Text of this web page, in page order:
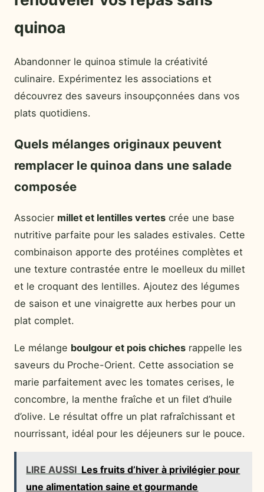
quinoa
Abandonner le quinoa stimule la créativité
culinaire. Expérimentez les associations et
découvrez des saveurs insoupçonnées dans vos
plats quotidiens.
Quels mélanges originaux peuvent
remplacer le quinoa dans une salade
composée
Associer millet et lentilles vertes crée une base
nutritive parfaite pour les salades estivales. Cette
combinaison apporte des protéines complètes et
une texture contrastée entre le moelleux du millet
et le croquant des lentilles. Ajoutez des légumes
de saison et une vinaigrette aux herbes pour un
plat complet.
Le mélange boulgour et pois chiches rappelle les
saveurs du Proche-Orient. Cette association se
marie parfaitement avec les tomates cerises, le
concombre, la menthe fraîche et un filet d’huile
d’olive. Le résultat offre un plat rafraîchissant et
nourrissant, idéal pour les déjeuners sur le pouce.
LIRE AUSSI Les fruits d’hiver à privilégier pour
une alimentation saine et gourmande